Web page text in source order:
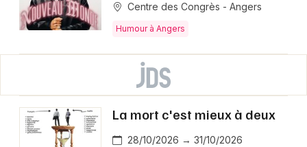
Centre des Congrès - Angers
Humour à Angers
La mort c'est mieux à deux
28/10/2026 → 31/10/2026